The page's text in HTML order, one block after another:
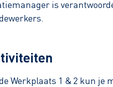
is
Werkplaats 1 & 2 kun je